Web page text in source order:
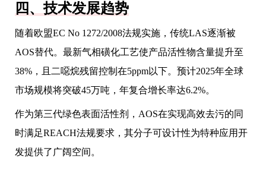
四、技术发展趋势
随着欧盟EC No 1272/2008法规实施，传统LAS逐渐被
AOS替代。最新气相磺化工艺使产品活性物含量提升至
38%，且二噁烷残留控制在5ppm以下。预计2025年全球
市场规模将突破45万吨，年复合增长率达6.2%。
作为第三代绿色表面活性剂，AOS在实现高效去污的同
时满足REACH法规要求，其分子可设计性为特种应用开
发提供了广阔空间。